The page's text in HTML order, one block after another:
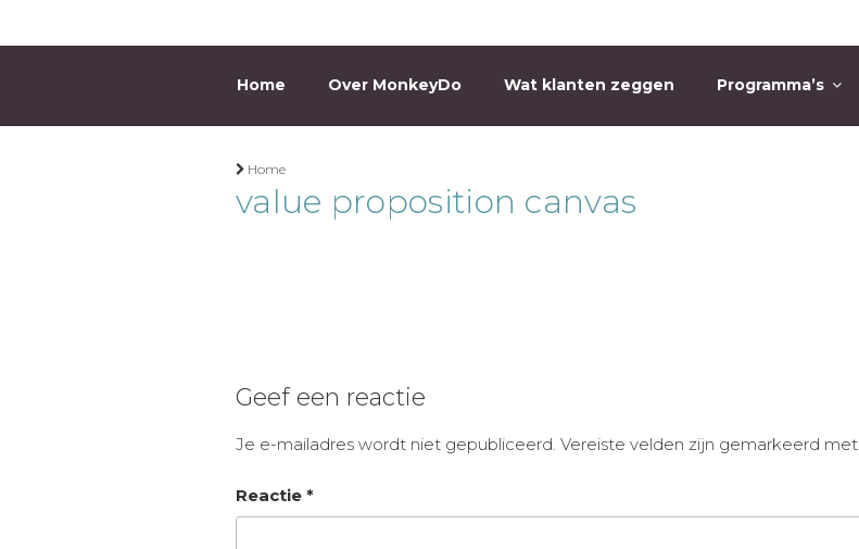
MONKEYDO
Home Over MonkeyDo Wat klanten zeggen Programma’s
Home
value proposition canvas
Geef een reactie
Je e-mailadres wordt niet gepubliceerd. Vereiste velden zijn gemarkeerd met
Reactie *